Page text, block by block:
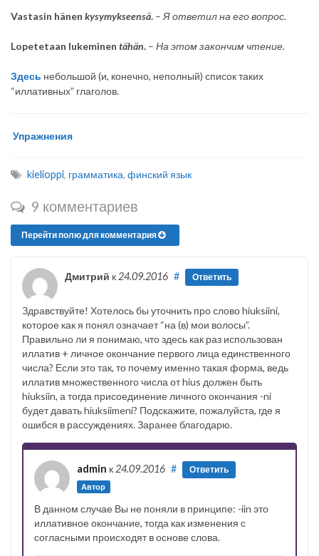
Vastasin hänen kysymykseensä. – Я ответил на его вопрос.
Lopetetaan lukeminen tähän. – На этом закончим чтение.
Здесь небольшой (и, конечно, неполный) список таких
“иллативных” глаголов.
Упражнения
kielioppi, грамматика, финский язык
9 комментариев
Перейти полю для комментария
Дмитрий к 24.09.2016 # Ответить
Здравствуйте! Хотелось бы уточнить про слово hiuksiini,
которое как я понял означает “на (в) мои волосы”.
Правильно ли я понимаю, что здесь как раз использован
иллатив + личное окончание первого лица единственного
числа? Если это так, то почему именно такая форма, ведь
иллатив множественного числа от hius должен быть
hiuksiin, а тогда присоединение личного окончания -ni
будет давать hiuksiimeni? Подскажите, пожалуйста, где я
ошибся в рассуждениях. Заранее благодарю.
admin к 24.09.2016
Автор
# Ответить
В данном случае Вы не поняли в принципе: -iin это
иллативное окончание, тогда как изменения с
согласными происходят в основе слова.